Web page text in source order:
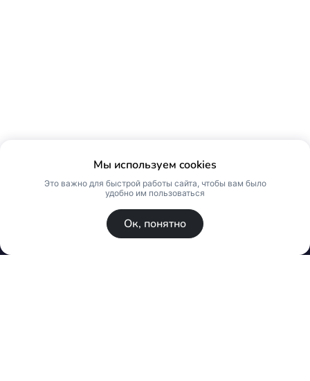
Мы используем cookies
Это важно для быстрой работы сайта, чтобы вам было
удобно им пользоваться
Ок, понятно